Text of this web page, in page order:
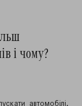
і чому?
автомобілі,